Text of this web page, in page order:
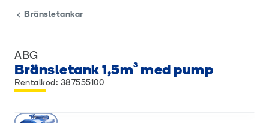
Bränsletankar
ABG
Bränsletank 1,5m³ med pump
Rentalkod: 387555100